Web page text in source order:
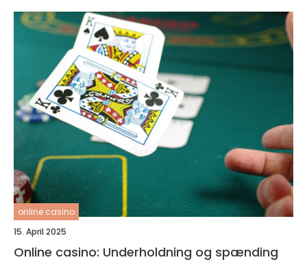
online casino
15. April 2025
Online casino: Underholdning og spænding